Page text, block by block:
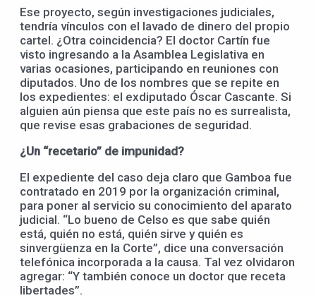
Ese proyecto, según investigaciones judiciales,
tendría vínculos con el lavado de dinero del propio
cartel. ¿Otra coincidencia? El doctor Cartín fue
visto ingresando a la Asamblea Legislativa en
varias ocasiones, participando en reuniones con
diputados. Uno de los nombres que se repite en
los expedientes: el exdiputado Óscar Cascante. Si
alguien aún piensa que este país no es surrealista,
que revise esas grabaciones de seguridad.
¿Un “recetario” de impunidad?
El expediente del caso deja claro que Gamboa fue
contratado en 2019 por la organización criminal,
para poner al servicio su conocimiento del aparato
judicial. “Lo bueno de Celso es que sabe quién
está, quién no está, quién sirve y quién es
sinvergüenza en la Corte”, dice una conversación
telefónica incorporada a la causa. Tal vez olvidaron
agregar: “Y también conoce un doctor que receta
libertades”.